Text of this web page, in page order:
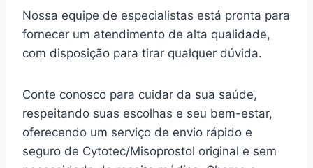
Nossa equipe de especialistas está pronta para
fornecer um atendimento de alta qualidade,
com disposição para tirar qualquer dúvida.
Conte conosco para cuidar da sua saúde,
respeitando suas escolhas e seu bem-estar,
oferecendo um serviço de envio rápido e
seguro de Cytotec/Misoprostol original e sem